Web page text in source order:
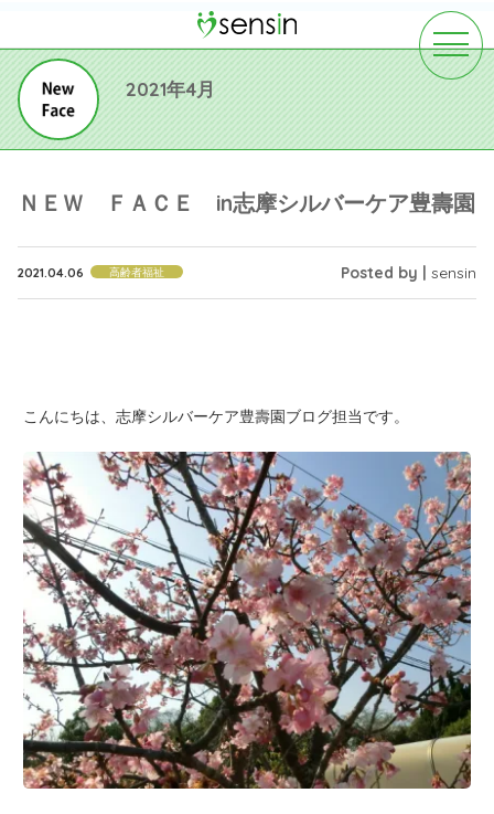
toggle
2021年4月
ＮＥＷ ＦＡＣＥ in志摩シルバーケア豊壽園
2021.04.06 高齢者福祉 Posted by | sensin
こんにちは、志摩シルバーケア豊壽園ブログ担当です。